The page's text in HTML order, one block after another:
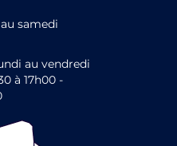
samedi
au vendredi
à 17h00 -